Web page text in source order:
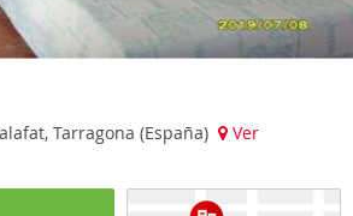
Tarragona (España)
Ver